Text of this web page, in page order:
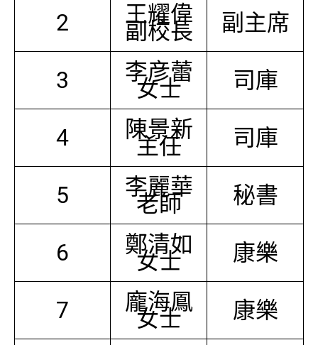
2 王耀偉
副校長 副主席
3 李彦蕾
女士 司庫
4 陳景新
主任 司庫
5 李麗華
老師 秘書
6 鄭清如
女士 康樂
7 龐海鳳
女士 康樂